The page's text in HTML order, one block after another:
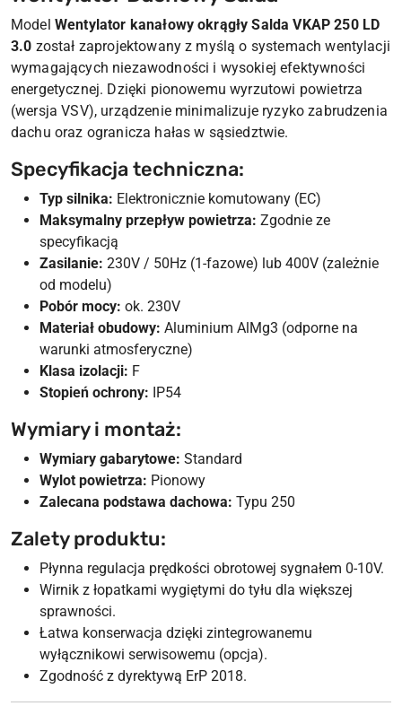
Model Wentylator kanałowy okrągły Salda VKAP 250 LD
3.0 został zaprojektowany z myślą o systemach wentylacji
wymagających niezawodności i wysokiej efektywności
energetycznej. Dzięki pionowemu wyrzutowi powietrza
(wersja VSV), urządzenie minimalizuje ryzyko zabrudzenia
dachu oraz ogranicza hałas w sąsiedztwie.
Specyfikacja techniczna:
Typ silnika: Elektronicznie komutowany (EC)
Maksymalny przepływ powietrza: Zgodnie ze
specyfikacją
Zasilanie: 230V / 50Hz (1-fazowe) lub 400V (zależnie
od modelu)
Pobór mocy: ok. 230V
Materiał obudowy: Aluminium AlMg3 (odporne na
warunki atmosferyczne)
Klasa izolacji: F
Stopień ochrony: IP54
Wymiary i montaż:
Wymiary gabarytowe: Standard
Wylot powietrza: Pionowy
Zalecana podstawa dachowa: Typu 250
Zalety produktu:
Płynna regulacja prędkości obrotowej sygnałem 0-10V.
Wirnik z łopatkami wygiętymi do tyłu dla większej
sprawności.
Łatwa konserwacja dzięki zintegrowanemu
wyłącznikowi serwisowemu (opcja).
Zgodność z dyrektywą ErP 2018.